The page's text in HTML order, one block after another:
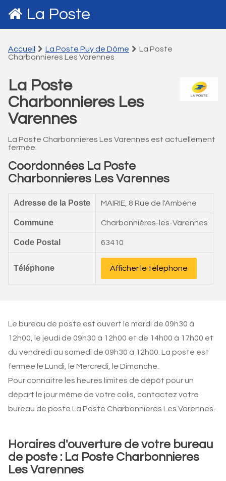
La Poste
Accueil La Poste Puy de Dôme
La Poste
Charbonnieres Les Varennes
La Poste
Charbonnieres Les
Varennes
La Poste Charbonnieres Les Varennes est actuellement
fermée.
Coordonnées La Poste
Charbonnieres Les Varennes
Adresse de la Poste MAIRIE, 8 Rue de l'Ambène
Commune Charbonnières-les-Varennes
Code Postal 63410
Téléphone Afficher le téléphone
Le bureau de poste est ouvert le mardi de 09h30 à
12h00, le jeudi de 09h30 à 12h00 et de 14h00 à 17h00 et
du vendredi au samedi de 09h30 à 12h00. La poste est
fermée le Lundi, le Mercredi, le Dimanche.
Pour connaitre les heures limites de dépôt pour un
départ le jour même de votre colis, contactez votre
bureau de poste La Poste Charbonnieres Les Varennes.
Horaires d'ouverture de votre bureau
de poste : La Poste Charbonnieres
Les Varennes